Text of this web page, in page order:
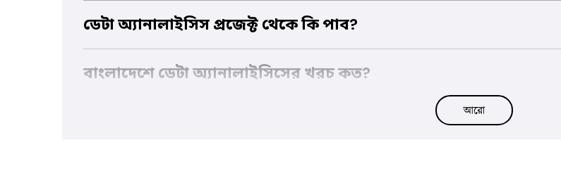
ডেটা অ্যানালাইসিস প্রজেক্ট থেকে কি পাব?
বাংলাদেশে ডেটা অ্যানালাইসিসের খরচ কত?
প্রজেক্ট-বেসড প্রাইসিং ১০,০০০-১,০০,০০০+ টাকার মধ্যে — ডেটা ভলিউম, কমপ্লেক্সিটি আর ডেলিভারেবলের উপর নির্ভর করে।
আরো